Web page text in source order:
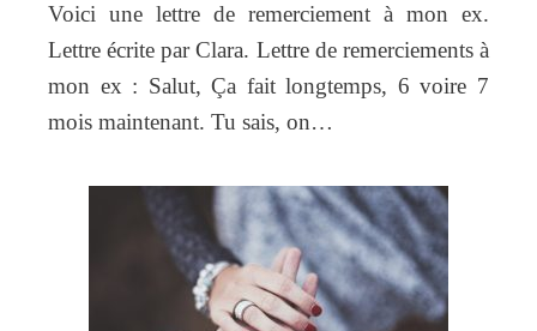
Voici une lettre de remerciement à mon ex.
Lettre écrite par Clara. Lettre de remerciements à
mon ex : Salut, Ça fait longtemps, 6 voire 7
mois maintenant. Tu sais, on…